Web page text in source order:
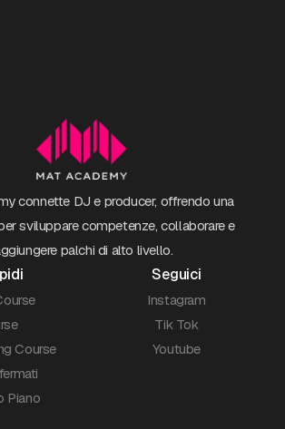
connette DJ e producer, offrendo una
sviluppare competenze, collaborare e
palchi di alto livello.
Course
Piano
Seguici
Instagram
Tik Tok
Youtube